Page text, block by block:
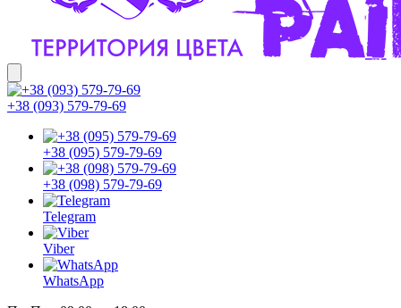
+38 (093) 579-79-69
+38 (095) 579-79-69
+38 (098) 579-79-69
Telegram
Viber
WhatsApp